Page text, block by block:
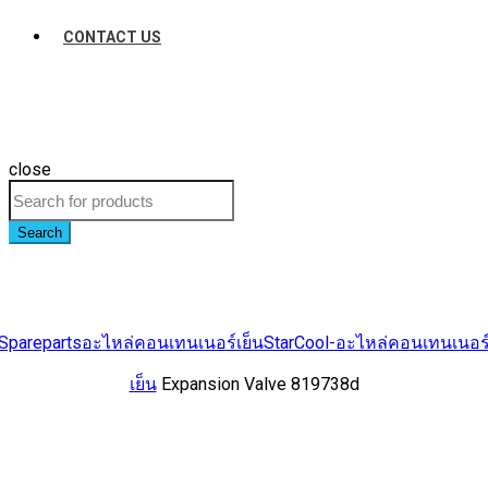
CONTACT US
close
Search
อะไหล่คอนเทนเนอร์เย็นStarCool-อะไหล่คอนเทนเนอ
เย็นExpansion Valve 819738d